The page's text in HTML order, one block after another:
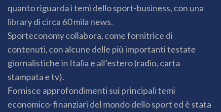
quanto riguarda i temi dello sport-business, con una
library di circa 60 mila news.
Sporteconomy collabora, come fornitrice di
contenuti, con alcune delle più importanti testate
giornalistiche in Italia e all’estero (radio, carta
stampata e tv).
Fornisce approfondimenti sui principali temi
economico-finanziari del mondo dello sport ed è stata